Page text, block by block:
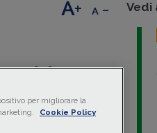
+ - Vedi
per migliorare la
Cookie Policy